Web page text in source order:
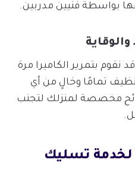
بواسطة فنيين مدربين.
والوقاية
نقوم بتمرير الكاميرا مرة
نظيف تمامًا وخالٍ من أي
مخصصة لمنزلك لتجنب
لخدمة تسليك